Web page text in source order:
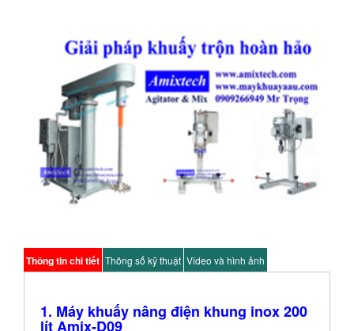
Thông tin chi tiết Thông số kỹ thuật Video và hình ảnh
1. Máy khuấy nâng điện khung inox 200
lít Amix-D09